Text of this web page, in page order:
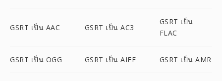
GSRT เป็น AAC GSRT เป็น AC3
GSRT เป็น
FLAC
GSRT เป็น OGG GSRT เป็น AIFF GSRT เป็น AMR